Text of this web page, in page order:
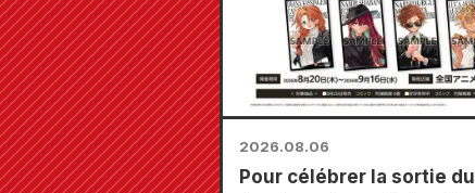
2026.08.06
Pour célébrer la sortie du